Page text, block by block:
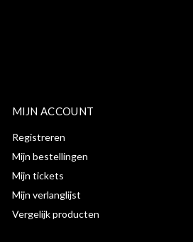
MIJN ACCOUNT
Registreren
Mijn bestellingen
Mijn tickets
Mijn verlanglijst
Vergelijk producten